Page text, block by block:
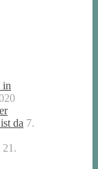
in
da 7.
21.